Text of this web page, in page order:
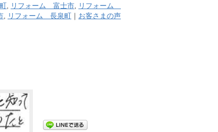
リフォーム 富士市
リフォーム
リフォーム 長泉町 ｜ お客さまの声